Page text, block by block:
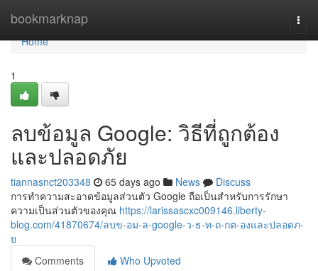
bookmarknap
Home
Home
1
ลบข้อมูล Google: วิธีที่ถูกต้อง
และปลอดภัย
tiannasnct203348 65 days ago News
Discuss
การทำความสะอาดข้อมูลส่วนตัว Google ถือเป็นสำหรับการรักษา
ความเป็นส่วนตัวของคุณ https://larissascxc009146.liberty-
blog.com/41870674/ลบข-อม-ล-google-ว-ธ-ท-ถ-กต-องและปลอดภ-
ย
Comments
Who Upvoted